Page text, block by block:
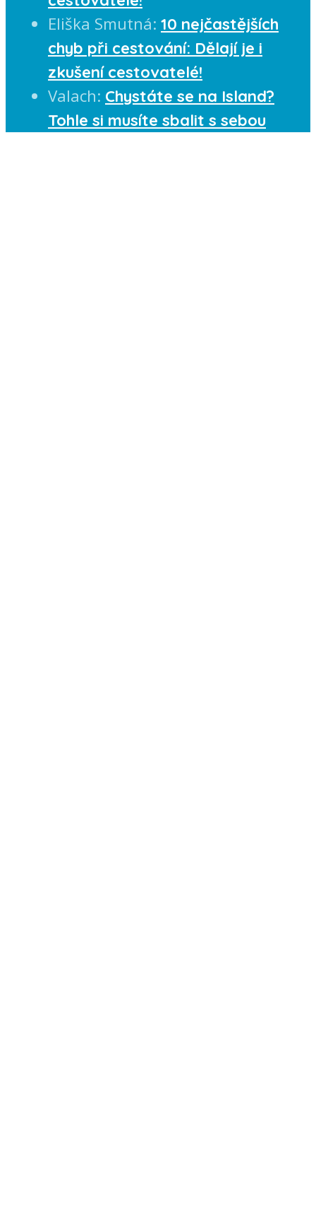
Eliška Smutná: 10 nejčastějších
chyb při cestování: Dělají je i
zkušení cestovatelé!
Valach: Chystáte se na Island?
Tohle si musíte sbalit s sebou